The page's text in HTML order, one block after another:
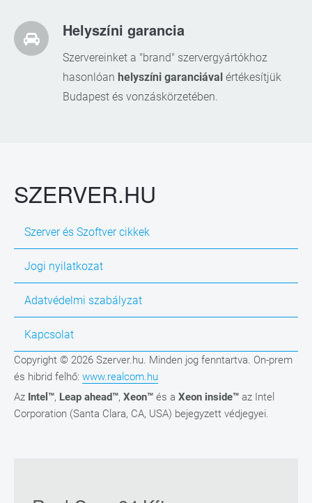
Helyszíni garancia
Szervereinket a "brand" szervergyártókhoz
hasonlóan helyszíni garanciával értékesítjük
Budapest és vonzáskörzetében.
SZERVER.HU
Szerver és Szoftver cikkek
Jogi nyilatkozat
Adatvédelmi szabályzat
Kapcsolat
Copyright © 2026 Szerver.hu. Minden jog fenntartva. On-prem
és hibrid felhő: www.realcom.hu
Az Intel™, Leap ahead™, Xeon™ és a Xeon inside™ az Intel
Corporation (Santa Clara, CA, USA) bejegyzett védjegyei.